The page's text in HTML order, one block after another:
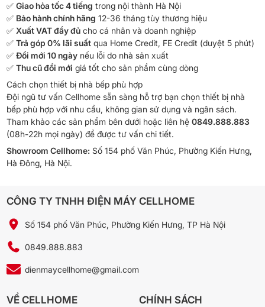
✅ Giao hỏa tốc 4 tiếng trong nội thành Hà Nội
✅ Bảo hành chính hãng 12-36 tháng tùy thương hiệu
✅ Xuất VAT đầy đủcho cá nhân và doanh nghiệp
✅ Trả góp 0% lãi suấtqua Home Credit, FE Credit (duyệt 5 phút)
✅ Đổi mới 10 ngàynếu lỗi do nhà sản xuất
✅ Thu cũ đổi mới giá tốt cho sản phẩm cùng dòng
Cách chọn thiết bị nhà bếp phù hợp
Đội ngũ tư vấn Cellhome sẵn sàng hỗ trợ bạn chọn thiết bị nhà
bếp phù hợp với nhu cầu, không gian sử dụng và ngân sách.
Tham khảo các sản phẩm bên dưới hoặc liên hệ 0849.888.883
(08h-22h mọi ngày) để được tư vấn chi tiết.
Showroom Cellhome: Số 154 phố Văn Phúc, Phường Kiến Hưng,
Hà Đông, Hà Nội.
CÔNG TY TNHH ĐIỆN MÁY CELLHOME
Số 154 phố Văn Phúc, Phường Kiến Hưng, TP Hà Nội
0849.888.883
dienmaycellhome@gmail.com
VỀ CELLHOME CHÍNH SÁCH